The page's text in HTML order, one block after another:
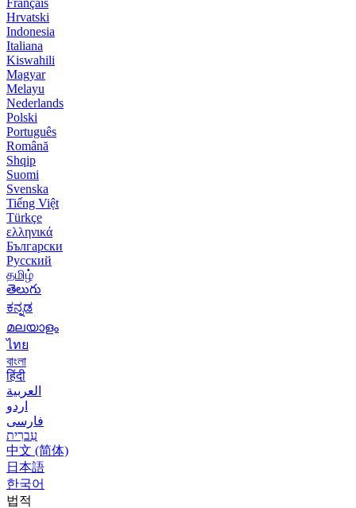
Hrvatski
Indonesia
Italiana
Kiswahili
Magyar
Melayu
Nederlands
Polski
Português
Română
Shqip
Suomi
Svenska
Tiếng Việt
Türkçe
ελληνικά
Български
Русский
தமிழ்
తెలుగు
ಕನ್ನಡ
മലയാളം
ไทย
বাংলা
हिंदी
العربية
اردو
فارسی
עִברִית
中文 (简体)
日本語
한국어
법적